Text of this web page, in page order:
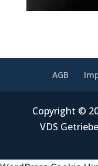
AGB
Copyright ©
VDS